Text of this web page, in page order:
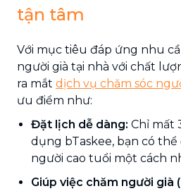
tận tâm
Với mục tiêu đáp ứng nhu
người già tại nhà với chất
ra mắt dịch vụ chăm sóc
ưu điểm như:
Đặt lịch dễ dàng: Chỉ mất
dụng bTaskee, bạn có
người cao tuổi một cách
Giúp việc chăm người già